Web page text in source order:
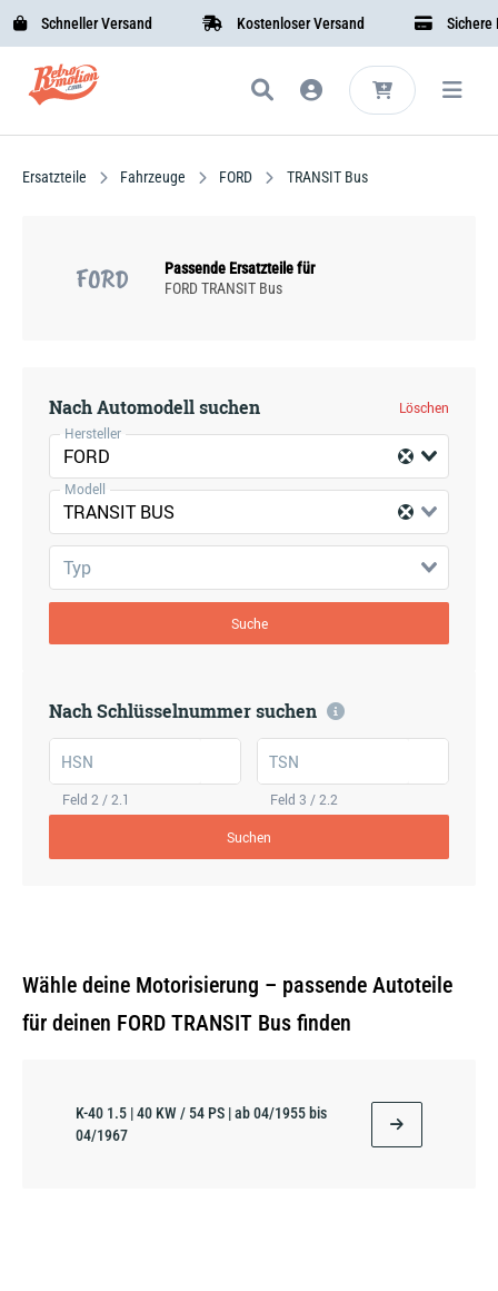
Schneller Versand Kostenloser Versand Sichere
Ersatzteile Fahrzeuge FORD TRANSIT Bus
FORD
Passende Ersatzteile für
FORD TRANSIT Bus
Nach Automodell suchen
Löschen
Hersteller
FORD
Modell
TRANSIT BUS
Typ
Suche
Nach Schlüsselnummer suchen
HSN
Feld 2 / 2.1
TSN
Feld 3 / 2.2
Suchen
Wähle deine Motorisierung – passende Autoteile
für deinen FORD TRANSIT Bus finden
K-40 1.5 | 40 KW / 54 PS | ab 04/1955 bis
04/1967